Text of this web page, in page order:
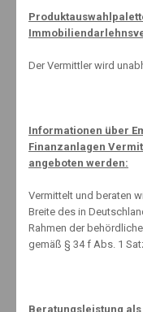
Fahrgemeinschaften –
22. November 2010
www.schnell-mal-
Der Vermittler wird
Informationen über
Finanzanlagen
angeboten werden:
Vermittelt und beraten
Breite des in
Rahmen der
gemäß § 34 f Abs. 1
Beratungsleistung